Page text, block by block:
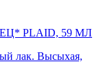
PLAID, 59 МЛ
лак. Высыхая,